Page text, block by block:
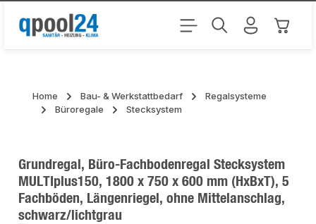
Zum Hauptinhalt springen
Home Bau- & Werkstattbedarf
Regalsysteme
Büroregale
Stecksystem
Grundregal, Büro-Fachbodenregal Stecksystem
MULTIplus150, 1800 x 750 x 600 mm (HxBxT), 5
Fachböden, Längenriegel, ohne Mittelanschlag,
schwarz/lichtgrau